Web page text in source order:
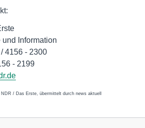
und Information
4156 - 2300
- 2199
/ Das Erste, übermittelt durch news aktuell